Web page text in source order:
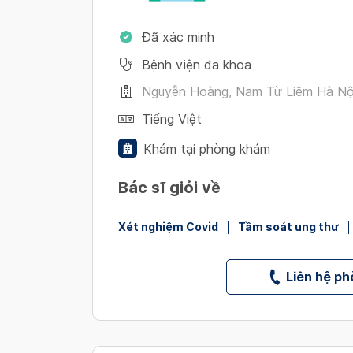
Đã xác minh
Bệnh viện đa khoa
Nguyễn Hoàng, Nam Từ Liêm Hà
Tiếng Việt
Khám tại phòng khám
Bác sĩ giỏi về
Xét nghiệm Covid Tầm soát ung thư
Liên hệ